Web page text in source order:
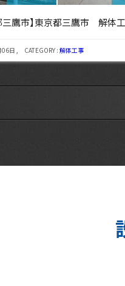
東京都三鷹市 解体工事【東京・埼玉・神奈川の解体工事な
06日 , CATEGORY :解体工事